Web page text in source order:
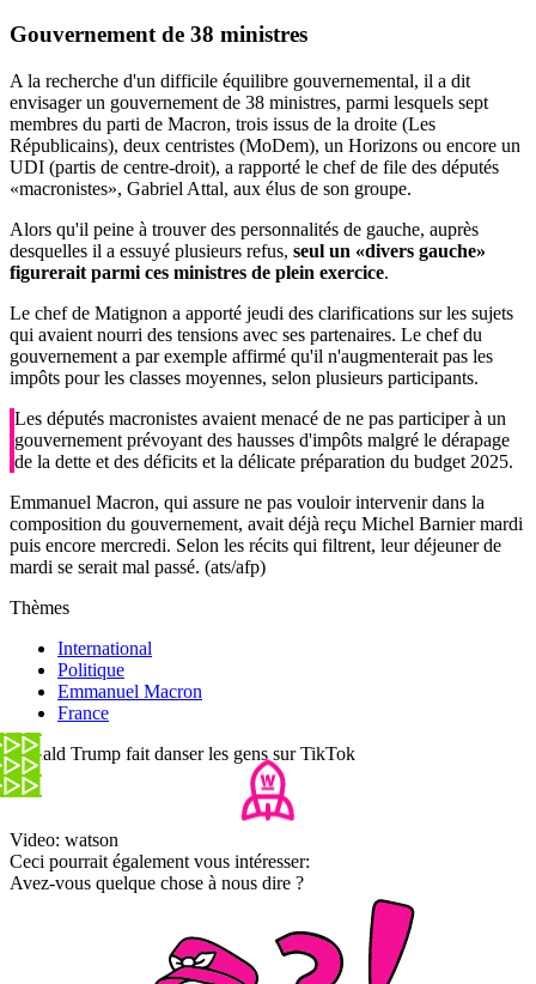
Gouvernement de 38 ministres
A la recherche d'un difficile équilibre gouvernemental, il a dit
envisager un gouvernement de 38 ministres, parmi lesquels sept
membres du parti de Macron, trois issus de la droite (Les
Républicains), deux centristes (MoDem), un Horizons ou encore un
UDI (partis de centre-droit), a rapporté le chef de file des députés
«macronistes», Gabriel Attal, aux élus de son groupe.
Alors qu'il peine à trouver des personnalités de gauche, auprès
desquelles il a essuyé plusieurs refus, seul un «divers gauche»
figurerait parmi ces ministres de plein exercice.
Le chef de Matignon a apporté jeudi des clarifications sur les sujets
qui avaient nourri des tensions avec ses partenaires. Le chef du
gouvernement a par exemple affirmé qu'il n'augmenterait pas les
impôts pour les classes moyennes, selon plusieurs participants.
Les députés macronistes avaient menacé de ne pas participer à un
gouvernement prévoyant des hausses d'impôts malgré le dérapage
de la dette et des déficits et la délicate préparation du budget 2025.
Emmanuel Macron, qui assure ne pas vouloir intervenir dans la
composition du gouvernement, avait déjà reçu Michel Barnier mardi
puis encore mercredi. Selon les récits qui filtrent, leur déjeuner de
mardi se serait mal passé. (ats/afp)
Thèmes
International
Politique
Emmanuel Macron
France
Donald Trump fait danser les gens sur TikTok
Video: watson
Ceci pourrait également vous intéresser:
Avez-vous quelque chose à nous dire ?